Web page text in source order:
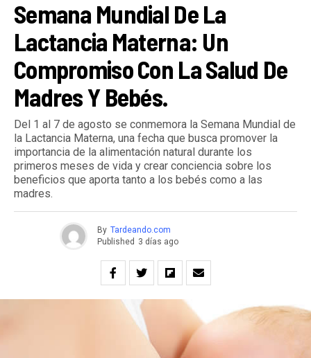
Semana Mundial De La
Lactancia Materna: Un
Compromiso Con La Salud De
Madres Y Bebés.
Del 1 al 7 de agosto se conmemora la Semana Mundial de
la Lactancia Materna, una fecha que busca promover la
importancia de la alimentación natural durante los
primeros meses de vida y crear conciencia sobre los
beneficios que aporta tanto a los bebés como a las
madres.
By Tardeando.com
Published 3 días ago